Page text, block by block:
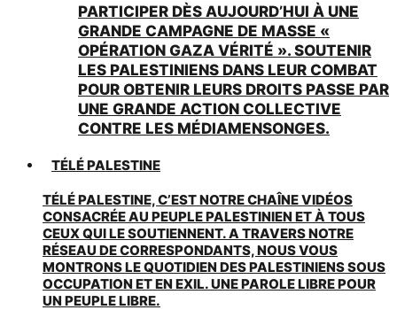
PARTICIPER DÈS AUJOURD’HUI À UNE
GRANDE CAMPAGNE DE MASSE «
OPÉRATION GAZA VÉRITÉ ». SOUTENIR
LES PALESTINIENS DANS LEUR COMBAT
POUR OBTENIR LEURS DROITS PASSE PAR
UNE GRANDE ACTION COLLECTIVE
CONTRE LES MÉDIAMENSONGES.
TÉLÉ PALESTINE
TÉLÉ PALESTINE, C’EST NOTRE CHAÎNE VIDÉOS
CONSACRÉE AU PEUPLE PALESTINIEN ET À TOUS
CEUX QUI LE SOUTIENNENT. A TRAVERS NOTRE
RÉSEAU DE CORRESPONDANTS, NOUS VOUS
MONTRONS LE QUOTIDIEN DES PALESTINIENS SOUS
OCCUPATION ET EN EXIL. UNE PAROLE LIBRE POUR
UN PEUPLE LIBRE.